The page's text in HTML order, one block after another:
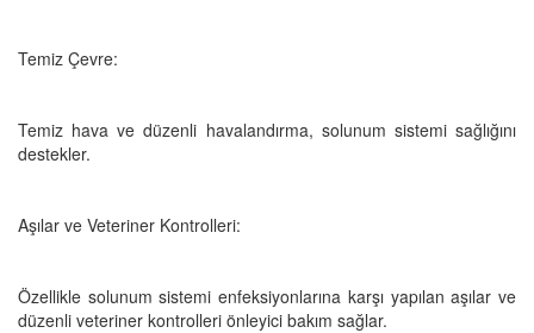
Temiz Çevre:
Temiz hava ve düzenli havalandırma, solunum sistemi sağlığını
destekler.
Aşılar ve Veteriner Kontrolleri:
Özellikle solunum sistemi enfeksiyonlarına karşı yapılan aşılar ve
düzenli veteriner kontrolleri önleyici bakım sağlar.